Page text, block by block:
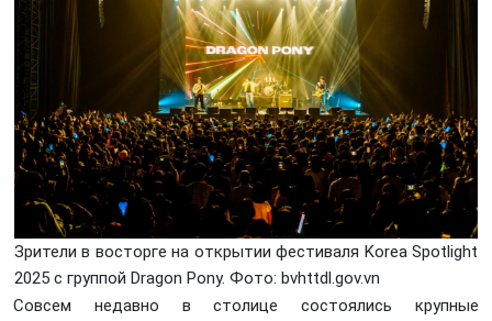
Зрители в восторге на открытии фестиваля Korea Spotlight
2025 с группой Dragon Pony. Фото: bvhttdl.gov.vn
Совсем недавно в столице состоялись крупные